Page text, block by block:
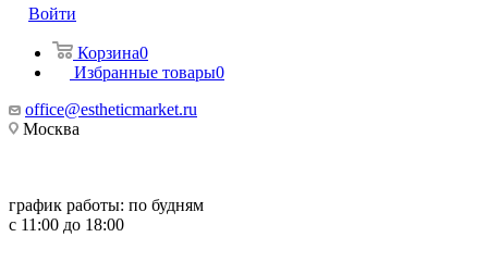
Войти
Корзина0
Избранные товары0
office@estheticmarket.ru
Москва
график работы: по будням
с 11:00 до 18:00